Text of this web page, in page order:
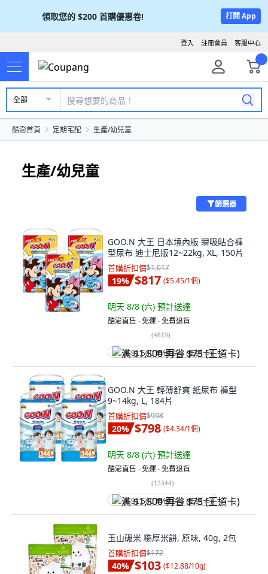
領取您的 $200 首購優惠卷! 打開 App
客服中心
註冊會員
登入
全部
酷澎首頁 定期宅配 生產/幼兒童
生產/幼兒童
篩選器
GOO.N 大王 日本境內版 瞬吸貼合褲
型尿布 迪士尼版12~22kg, XL, 150片
首購折扣價$1,017
19% $817 ($5.45/1個)
明天 8/8 (六) 預計送達
酷澎直售 ∙ 免運 ∙ 免費退貨
(4819)
满 $1,500 再省 $75 (王道卡)
GOO.N 大王 輕薄舒爽 紙尿布 褲型
9~14kg, L, 184片
首購折扣價$998
20% $798 ($4.34/1個)
明天 8/8 (六) 預計送達
酷澎直售 ∙ 免運 ∙ 免費退貨
(13344)
满 $1,500 再省 $75 (王道卡)
玉山碾米 糙厚米餅, 原味, 40g, 2包
首購折扣價$172
40% $103 ($12.88/10g)